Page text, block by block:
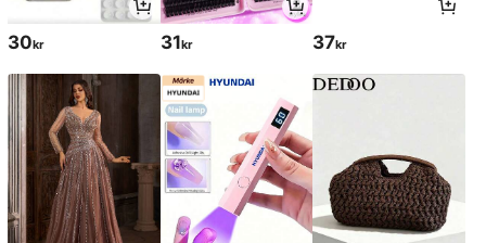
30kr 31kr 37kr